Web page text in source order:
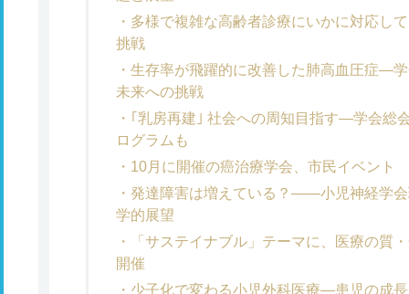
多様で複雑な高齢者診療にいかに対応し
挑戦
生存率が飛躍的に改善した肺高血圧症―
未来への挑戦
｢乳房再建｣ 社会への周知目指す―学会総
ログラムも
10月に開催の癌治療学会、市民イベント
発達障害は増えている？――小児神経学
学的展望
「サステイナブル」テーマに、医療の質
開催
少子化で変わる小児外科医療―患児の成